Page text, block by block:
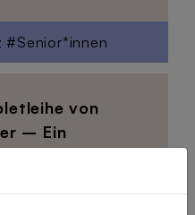
#Senior*innen
von
– Ein